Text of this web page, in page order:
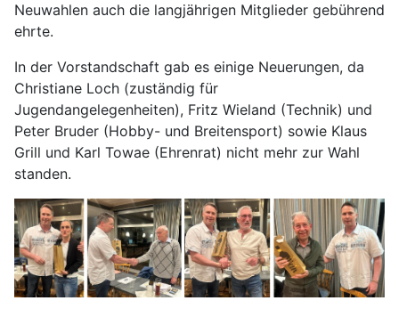
Neuwahlen auch die langjährigen Mitglieder gebührend
ehrte.
In der Vorstandschaft gab es einige Neuerungen, da
Christiane Loch (zuständig für
Jugendangelegenheiten), Fritz Wieland (Technik) und
Peter Bruder (Hobby- und Breitensport) sowie Klaus
Grill und Karl Towae (Ehrenrat) nicht mehr zur Wahl
standen.